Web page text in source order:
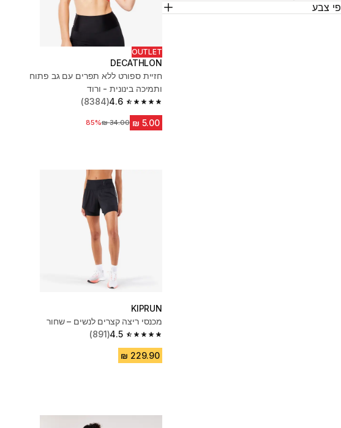
צבע
OUTLET
DECATHLON
חזיית ספורט ללא תפרים עם גב פתוח
ותמיכה בינונית - ורוד
4.6
4.6 out of 5 stars from 8384 reviews
(8384)
מחיר לפני הנחה‏34.00 ₪
85%
KIPRUN
מכנסי ריצה קצרים לנשים – שחור
4.5
4.5 out of 5 stars from 891 reviews
(891)